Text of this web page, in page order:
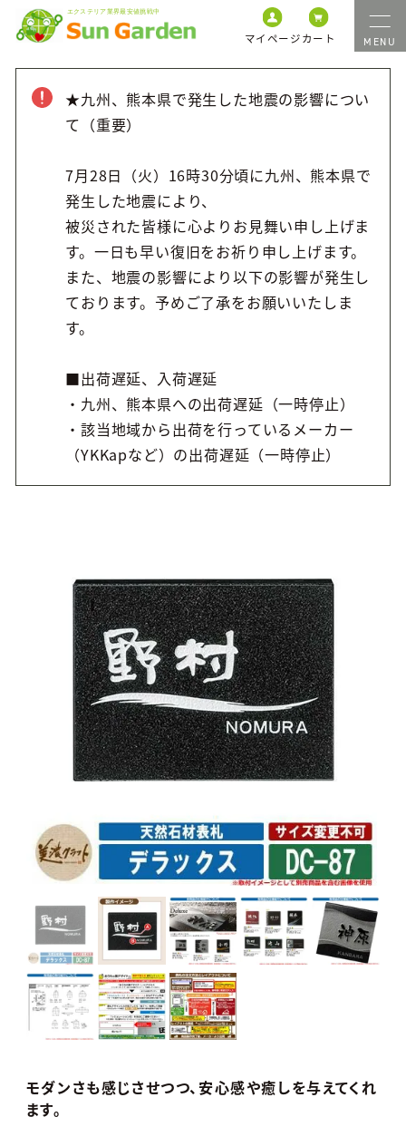
マイページカート
★九州、熊本県で発生した地震の影響につい
て（重要）
7月28日（火）16時30分頃に九州、熊本県で
発生した地震により、
被災された皆様に心よりお見舞い申し上げま
す。一日も早い復旧をお祈り申し上げます。
また、地震の影響により以下の影響が発生し
ております。予めご了承をお願いいたしま
す。
■出荷遅延、入荷遅延
・九州、熊本県への出荷遅延（一時停止）
・該当地域から出荷を行っているメーカー
（YKKapなど）の出荷遅延（一時停止）
モダンさも感じさせつつ、安心感や癒しを与えてくれ
ます。